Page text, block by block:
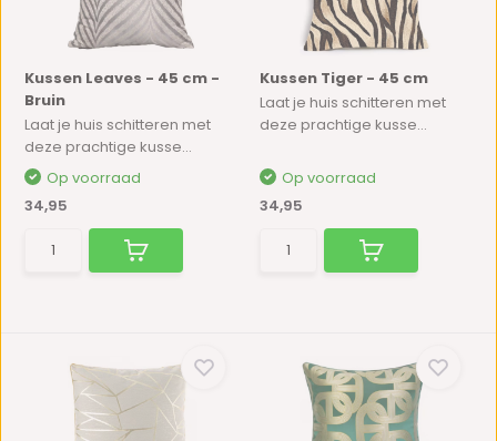
Kussen Leaves - 45 cm -
Bruin
Laat je huis schitteren met
deze prachtige kusse...
Op voorraad
34,95
Kussen Tiger - 45 cm
Laat je huis schitteren met
deze prachtige kusse...
Op voorraad
34,95